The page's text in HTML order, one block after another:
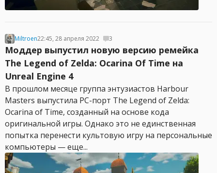
Miltroen22:45, 28 апреля 2022 3
Моддер выпустил новую версию ремейка
The Legend of Zelda: Ocarina Of Time на
Unreal Engine 4
В прошлом месяце группа энтузиастов Harbour
Masters выпустила PC-порт The Legend of Zelda:
Ocarina of Time, созданный на основе кода
оригинальной игры. Однако это не единственная
попытка перенести культовую игру на персональные
компьютеры — еще...